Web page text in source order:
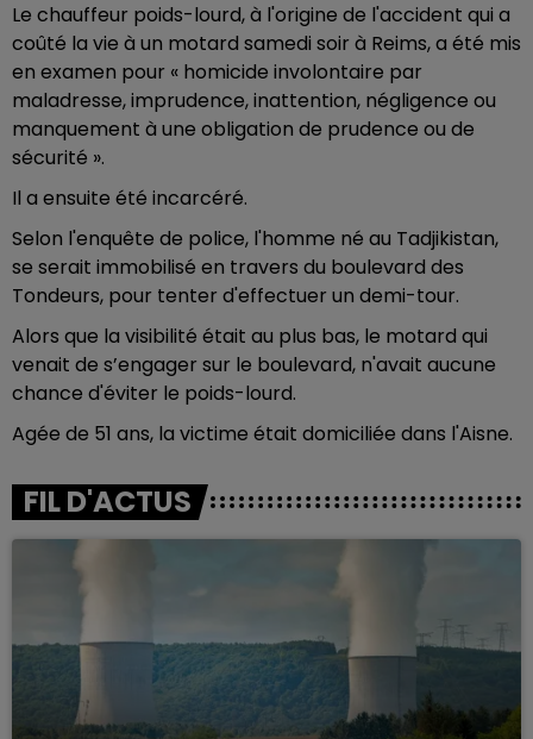
Le chauffeur poids-lourd, à l'origine de l'accident qui a
coûté la vie à un motard samedi soir à Reims, a été mis
en examen pour « homicide involontaire par
maladresse, imprudence, inattention, négligence ou
manquement à une obligation de prudence ou de
sécurité ».
Il a ensuite été incarcéré.
Selon l'enquête de police, l'homme né au Tadjikistan,
se serait immobilisé en travers du boulevard des
Tondeurs, pour tenter d'effectuer un demi-tour.
Alors que la visibilité était au plus bas, le motard qui
venait de s’engager sur le boulevard, n'avait aucune
chance d'éviter le poids-lourd.
Agée de 51 ans, la victime était domiciliée dans l'Aisne.
FIL D'ACTUS